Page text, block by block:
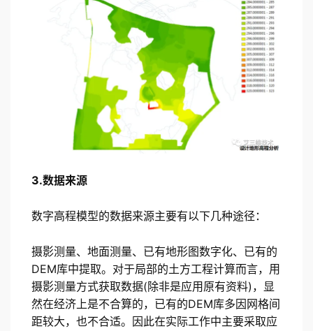
3.数据来源
数字高程模型的数据来源主要有以下几种途径：
摄影测量、地面测量、已有地形图数字化、已有的
DEM库中提取。对于局部的土方工程计算而言，用
摄影测量方式获取数据(除非是应用原有资料)，显
然在经济上是不合算的，已有的DEM库多因网格间
距较大，也不合适。因此在实际工作中主要采取应